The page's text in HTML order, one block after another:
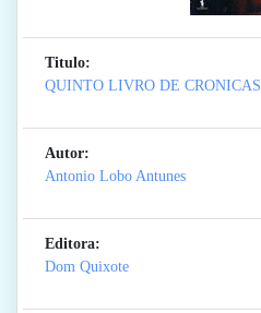
Titulo:
QUINTO LIVRO DE CRONICAS
Autor:
Antonio Lobo Antunes
Editora:
Dom Quixote